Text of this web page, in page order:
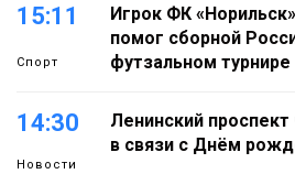
15:11
Спорт
Игрок ФК
помог сборной
футзальном турнире
14:30
Новости
Ленинский
в связи с Днём